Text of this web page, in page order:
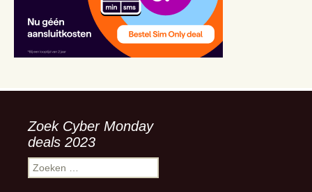
Zoek Cyber Monday
deals 2023
Zoeken
naar: